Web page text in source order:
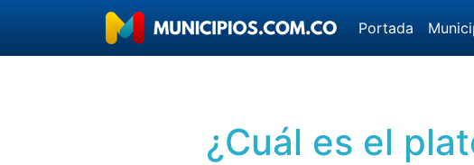
Portada
¿Cuál es el